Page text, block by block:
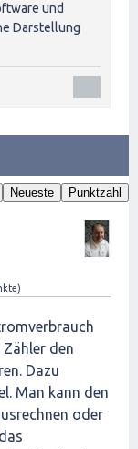
und
Darstellung
Neueste Punktzahl
den
Dazu
Man kann den
oder